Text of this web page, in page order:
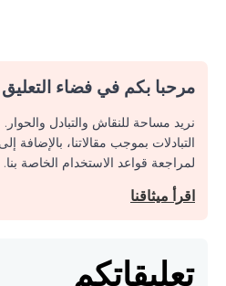
مرحبا بكم في فضاء التعليق
نريد مساحة للنقاش والتبادل
التبادلات بموجب مقالاتنا،
لمراجعة قواعد الاستخدام الخاصة بنا.
اقرأ ميثاقنا
تعليقاتكم